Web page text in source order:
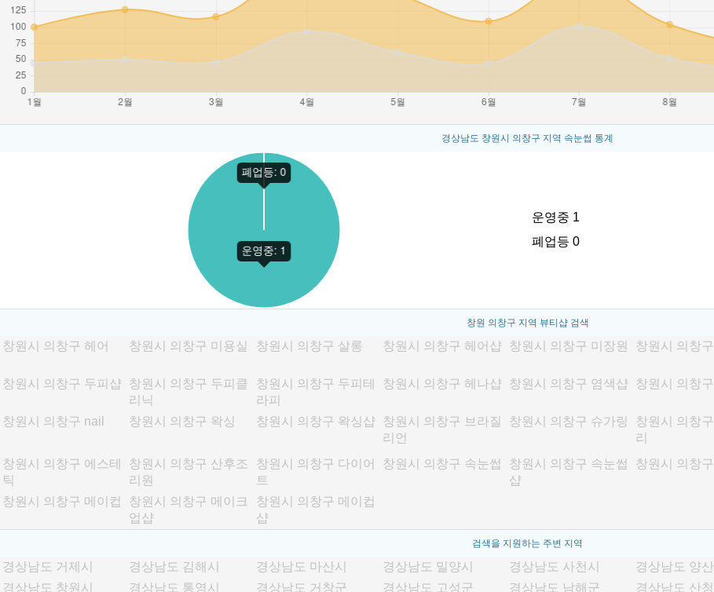
경상남도 창원시 의창구 지역 속눈썹 통계
운영중 1
폐업등 0
창원 의창구 지역 뷰티샵 검색
창원시 의창구 헤어 창원시 의창구 미용실 창원시 의창구 살롱 창원시 의창구 헤어샵 창원시 의창구 미장원 창원시 의창
창원시 의창구 두피샵
창원시 의창구 두피클
리닉
창원시 의창구 두피테
라피
창원시 의창구 헤나샵 창원시 의창구 염색샵 창원시 의창
창원시 의창구 nail
창원시 의창구 왁싱 창원시 의창구 왁싱샵
창원시 의창구 브라질
리언
창원시 의창구 슈가링
창원시 의창
리
창원시 의창구 에스테
틱
창원시 의창구 산후조
리원
창원시 의창구 다이어
트
창원시 의창구 속눈썹
창원시 의창구 속눈썹
샵
창원시 의창
창원시 의창구 메이컵
창원시 의창구 메이크
업샵
창원시 의창구 메이컵
샵
검색을 지원하는 주변 지역
경상남도 거제시 경상남도 김해시 경상남도 마산시 경상남도 밀양시 경상남도 사천시 경상남도 양산
경상남도 창원시
경상남도 통영시 경상남도 거창군 경상남도 고성군 경상남도 남해군 경상남도 산